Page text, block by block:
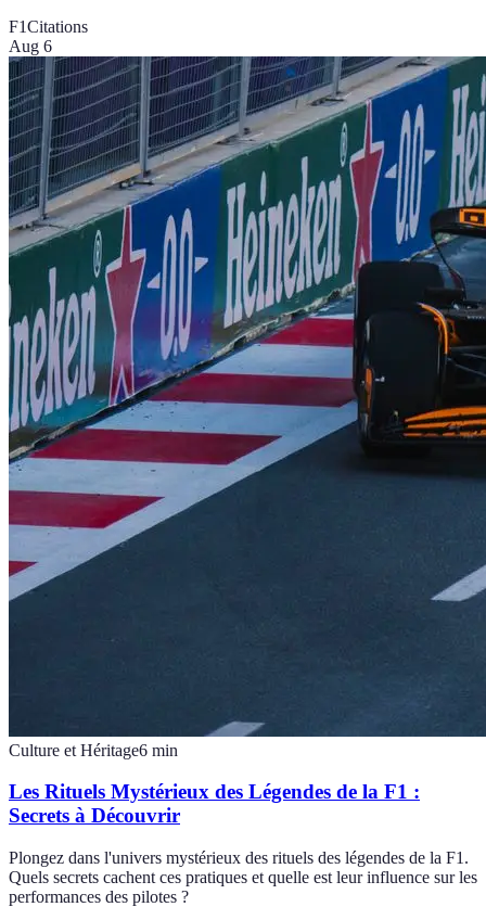
F1Citations
Aug 6
Culture et Héritage6 min
Les Rituels Mystérieux des Légendes de la F1 :
Secrets à Découvrir
Plongez dans l'univers mystérieux des rituels des légendes de la F1.
Quels secrets cachent ces pratiques et quelle est leur influence sur les
performances des pilotes ?